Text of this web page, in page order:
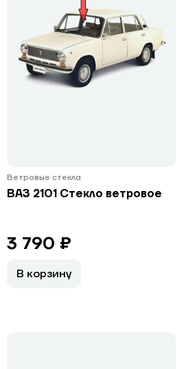
Ветровые стекла
ВАЗ 2101 Стекло ветровое
3 790 ₽
В корзину